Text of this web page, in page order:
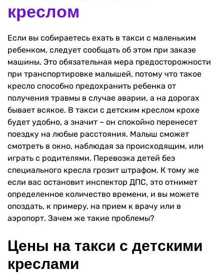
креслом
Если вы собираетесь ехать в такси с маленьким
ребенком, следует сообщать об этом при заказе
машины. Это обязательная мера предосторожности
при транспортировке малышей, потому что такое
кресло способно предохранить ребенка от
получения травмы в случае аварии, а на дорогах
бывает всякое. В такси с детским креслом крохе
будет удобно, а значит – он спокойно перенесет
поездку на любые расстояния. Малыш сможет
смотреть в окно, наблюдая за происходящим, или
играть с родителями. Перевозка детей без
специального кресла грозит штрафом. К тому же
если вас остановит инспектор ДПС, это отнимет
определенное количество времени, и вы можете
опоздать, к примеру, на прием к врачу или в
аэропорт. Зачем же такие проблемы?
Цены на такси с детскими
креслами